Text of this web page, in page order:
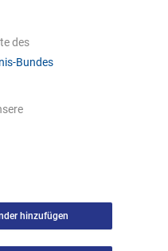
des
Bundes
hinzufügen